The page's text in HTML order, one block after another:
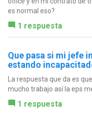
es normal eso?
1 respuesta
Que pasa si mi jefe
estando
La respuesta que da es
mucho trabajo así la eps
1 respuesta